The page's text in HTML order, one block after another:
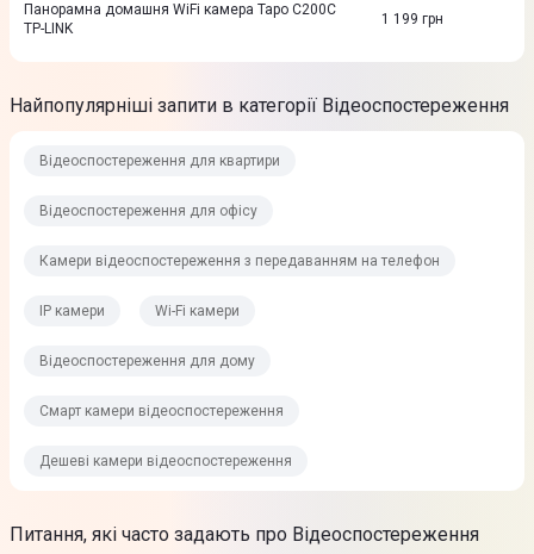
Панорамна домашня WiFi камера Tapo C200C
TP-LINK
1 199 грн
Найпопулярніші запити в категорії Відеоспостереження
Відеоспостереження для квартири
Відеоспостереження для офісу
Камери відеоспостереження з передаванням на телефон
IP камери Wi-Fi камери
Відеоспостереження для дому
Смарт камери відеоспостереження
Дешеві камери відеоспостереження
Питання, які часто задають про Відеоспостереження